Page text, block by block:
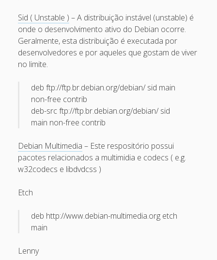
September 2024
April 2022
October 2020
September 2020
August 2015
July 2015
December 2014
September 2014
January 2014
September 2013
May 2013
Sid ( Unstable ) – A distribuição instável (unstable) é
onde o desenvolvimento ativo do Debian ocorre.
Geralmente, esta distribuição é executada por
desenvolvedores e por aqueles que gostam de viver
no limite.
deb ftp://ftp.br.debian.org/debian/ sid main
non-free contrib
deb-src ftp://ftp.br.debian.org/debian/ sid
main non-free contrib
Debian Multimedia – Este respositório possui
pacotes relacionados a multimidia e codecs ( e.g.
w32codecs e libdvdcss )
Etch
deb http://www.debian-multimedia.org etch
main
Lenny